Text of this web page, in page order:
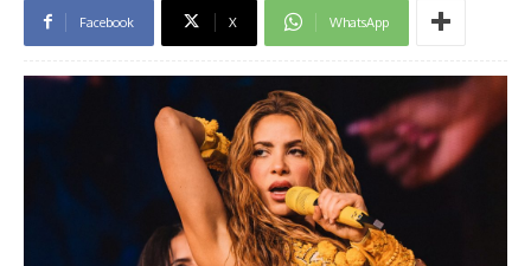
Facebook X WhatsApp